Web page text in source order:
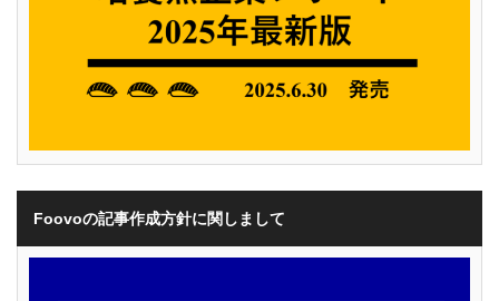
Foovoの記事作成方針に関しまして